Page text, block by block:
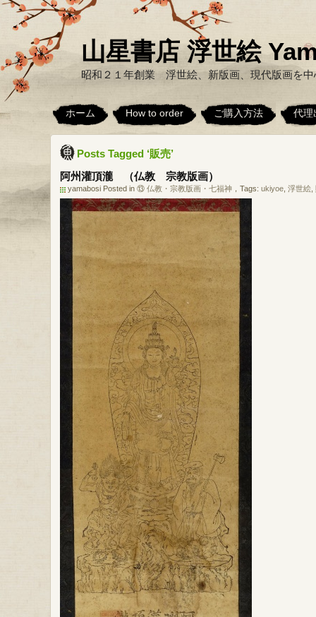
山星書店 浮世絵
昭和２１年創業 浮世絵、新版画、現代版画を
ホーム How to order ご購入方法 代理
Posts Tagged ‘販売’
阿州灌頂瀧 （仏教 宗教版画）
yamabosi Posted in ⑬ 仏教・宗教版画・七福神 ，Tags: ukiyoe 浮世絵